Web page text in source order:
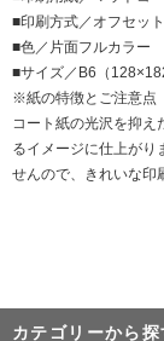
■印刷方式／オフセッ
■色／片面フルカラー
■サイズ／B6（
※紙の特徴とご注意点
コート紙の光沢を抑え
るイメージに仕上がり
せんので、きれいな印
カテゴリーから探